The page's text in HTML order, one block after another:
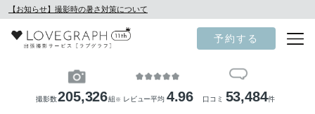
【お知らせ】撮影時の暑さ対策について
予約する
撮影数205,326組 ※ レビュー平均 4.96 口コミ 53,484件